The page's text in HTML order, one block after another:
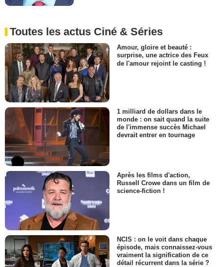
Toutes les actus Ciné & Séries
Amour, gloire et beauté :
surprise, une actrice des Feux
de l'amour rejoint le casting !
1 milliard de dollars dans le
monde : on sait quand la suite
de l'immense succès Michael
devrait entrer en tournage
Après les films d'action,
Russell Crowe dans un film de
science-fiction !
NCIS : on le voit dans chaque
épisode, mais connaissez-vous
vraiment la signification de ce
détail récurrent dans la série ?